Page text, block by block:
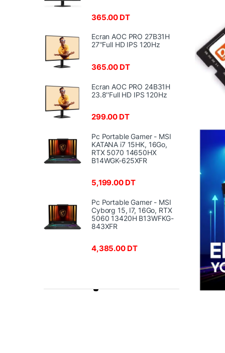
365.00 DT
Ecran AOC PRO 27B31H
27''Full HD IPS 120Hz
365.00 DT
Ecran AOC PRO 24B31H
23.8''Full HD IPS 120Hz
299.00 DT
Pc Portable Gamer - MSI
KATANA i7 15HK, 16Go,
RTX 5070 14650HX
B14WGK-625XFR
5,199.00 DT
Pc Portable Gamer - MSI
Cyborg 15, I7, 16Go, RTX
5060 13420H B13WFKG-
843XFR
4,385.00 DT
Product Carousel Tabs